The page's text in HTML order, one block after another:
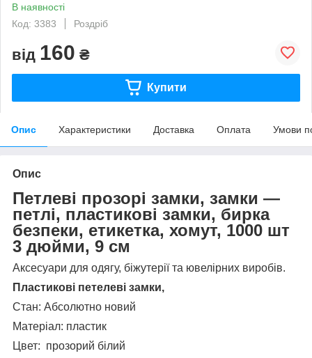
В наявності
Код: 3383
Роздріб
від 160 ₴
Купити
Опис Характеристики Доставка Оплата Умови
Опис
Петлеві прозорі замки, замки —
петлі, пластикові замки, бирка
безпеки, етикетка, хомут, 1000 шт
3 дюйми, 9 см
Аксесуари для одягу, біжутерії та ювелірних виробів.
Пластикові петелеві замки,
Стан: Абсолютно новий
Матеріал: пластик
Цвет: прозорий білий